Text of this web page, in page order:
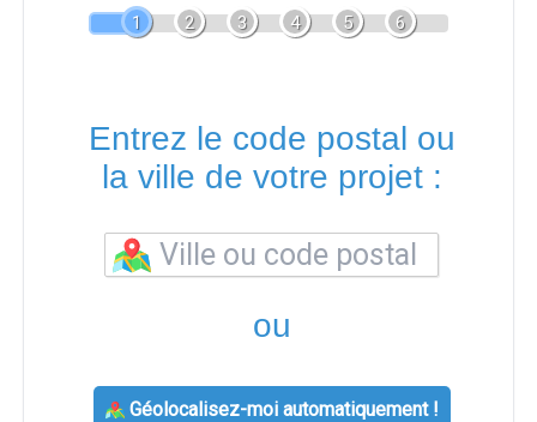
1 2 3 4 5 6
Entrez le code postal ou
la ville de votre projet :
ou
Géolocalisez-moi automatiquement !